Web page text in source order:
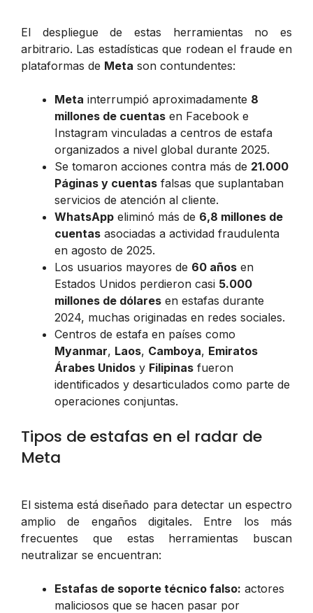
El despliegue de estas herramientas no es
arbitrario. Las estadísticas que rodean el fraude en
plataformas de Meta son contundentes:
Meta interrumpió aproximadamente 8
millones de cuentas en Facebook e
Instagram vinculadas a centros de estafa
organizados a nivel global durante 2025.
Se tomaron acciones contra más de 21.000
Páginas y cuentas falsas que suplantaban
servicios de atención al cliente.
WhatsApp eliminó más de 6,8 millones de
cuentas asociadas a actividad fraudulenta
en agosto de 2025.
Los usuarios mayores de 60 años en
Estados Unidos perdieron casi 5.000
millones de dólares en estafas durante
2024, muchas originadas en redes sociales.
Centros de estafa en países como
Myanmar, Laos, Camboya, Emiratos
Árabes Unidos y Filipinas fueron
identificados y desarticulados como parte de
operaciones conjuntas.
Tipos de estafas en el radar de
Meta
El sistema está diseñado para detectar un espectro
amplio de engaños digitales. Entre los más
frecuentes que estas herramientas buscan
neutralizar se encuentran:
Estafas de soporte técnico falso: actores
maliciosos que se hacen pasar por